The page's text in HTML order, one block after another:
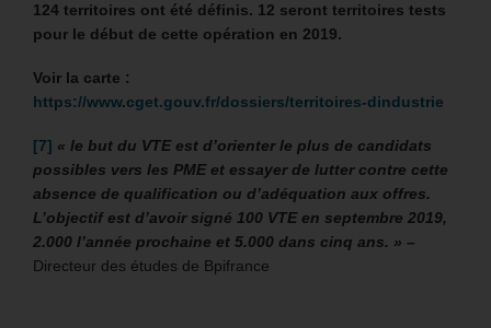
124 territoires ont été définis. 12 seront territoires tests
pour le début de cette opération en 2019.
Voir la carte :
https://www.cget.gouv.fr/dossiers/territoires-dindustrie
[7] « le but du VTE est d’orienter le plus de candidats
possibles vers les PME et essayer de lutter contre cette
absence de qualification ou d’adéquation aux offres.
L’objectif est d’avoir signé 100 VTE en septembre 2019,
2.000 l’année prochaine et 5.000 dans cinq ans. » –
Directeur des études de Bpifrance